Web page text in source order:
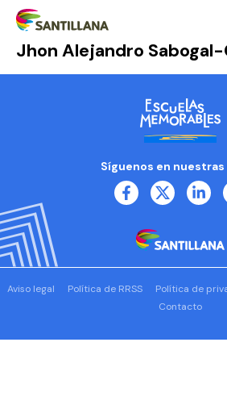
Jhon Alejandro
Síguenos en
Aviso legal Política de RRSS Política de
Contacto